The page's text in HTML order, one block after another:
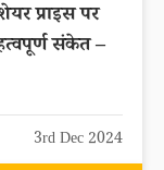
प्राइस पर
संकेत –
3rd Dec 2024